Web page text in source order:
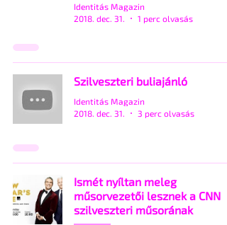
Identitás Magazin
2018. dec. 31.
1 perc olvasás
Szilveszteri buliajánló
Identitás Magazin
2018. dec. 31.
3 perc olvasás
Ismét nyíltan meleg
műsorvezetői lesznek a CNN
szilveszteri műsorának